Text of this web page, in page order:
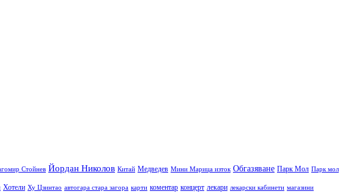
Стойнев Йордан Николов Китай Медведев Мини Марица изток Обгазяване Парк Мол Парк мол
Хотели Ху Цзинтао автогара стара загора карти коментар концерт лекари лекарски кабинети магазини